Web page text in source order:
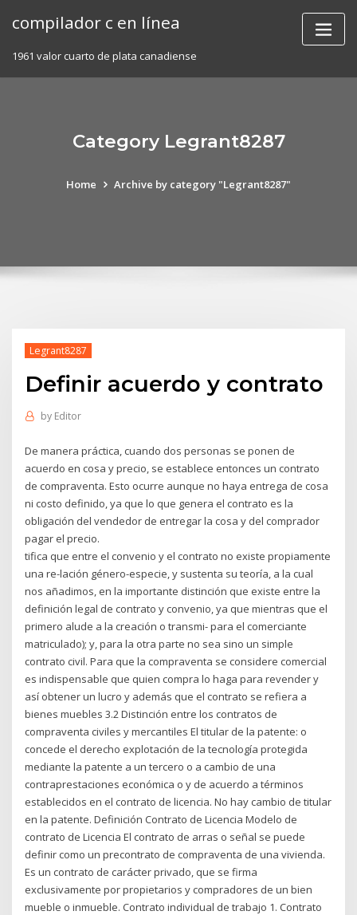
compilador c en línea
1961 valor cuarto de plata canadiense
Category Legrant8287
Home Archive by category "Legrant8287"
Legrant8287
Definir acuerdo y contrato
by Editor
De manera práctica, cuando dos personas se ponen de
acuerdo en cosa y precio, se establece entonces un contrato
de compraventa. Esto ocurre aunque no haya entrega de cosa
ni costo definido, ya que lo que genera el contrato es la
obligación del vendedor de entregar la cosa y del comprador
pagar el precio.
tifica que entre el convenio y el contrato no existe propiamente
una re-lación género-especie, y sustenta su teoría, a la cual
nos añadimos, en la importante distinción que existe entre la
definición legal de contrato y convenio, ya que mientras que el
primero alude a la creación o transmi- para el comerciante
matriculado); y, para la otra parte no sea sino un simple
contrato civil. Para que la compraventa se considere comercial
es indispensable que quien compra lo haga para revender y
así obtener un lucro y además que el contrato se refiera a
bienes muebles 3.2 Distinción entre los contratos de
compraventa civiles y mercantiles El titular de la patente: o
concede el derecho explotación de la tecnología protegida
mediante la patente a un tercero o a cambio de una
contraprestaciones económica o y de acuerdo a términos
establecidos en el contrato de licencia. No hay cambio de titular
en la patente. Definición Contrato de Licencia Modelo de
contrato de Licencia El contrato de arras o señal se puede
definir como un precontrato de compraventa de una vivienda.
Es un contrato de carácter privado, que se firma
exclusivamente por propietarios y compradores de un bien
mueble o inmueble. Contrato individual de trabajo 1. Contrato